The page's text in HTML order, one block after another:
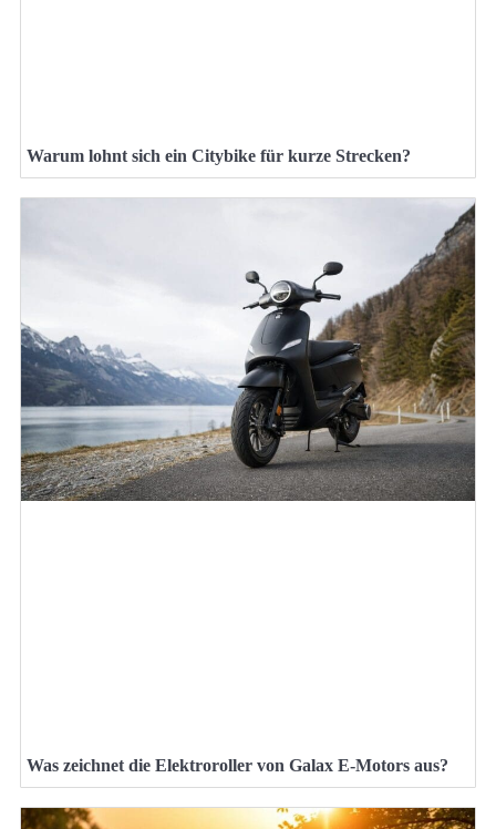
Warum lohnt sich ein Citybike für kurze Strecken?
Was zeichnet die Elektroroller von Galax E-Motors aus?